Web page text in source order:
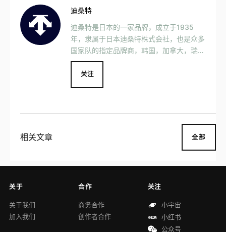
迪桑特
迪桑特是日本的一家品牌，成立于1935
年，隶属于日本迪桑特株式会社，也是众多
国家队的指定品牌商，韩国，加拿大，瑞士
等等等等。
关注
相关文章 全部
关于
关于我们
加入我们
合作
商务合作
创作者合作
关注
小宇宙
小红书
公众号